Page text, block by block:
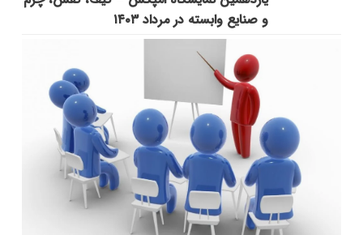
و صنایع وابسته در مرداد ۱۴۰۳